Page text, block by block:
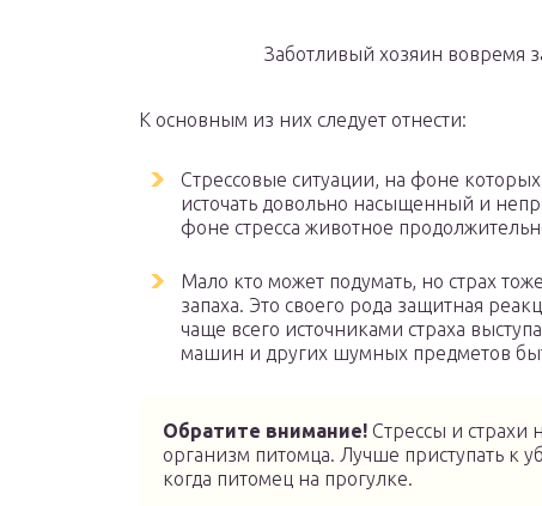
Заботливый хозяин вовремя
К основным из них следует отнести:
Стрессовые ситуации, на фоне
источать довольно насыщенный и
фоне стресса животное
Мало кто может подумать, но страх
запаха. Это своего рода защитная
чаще всего источниками страха
машин и других шумных предметов
Обратите внимание! Стрессы и страхи
организм питомца. Лучше приступать к
когда питомец на прогулке.